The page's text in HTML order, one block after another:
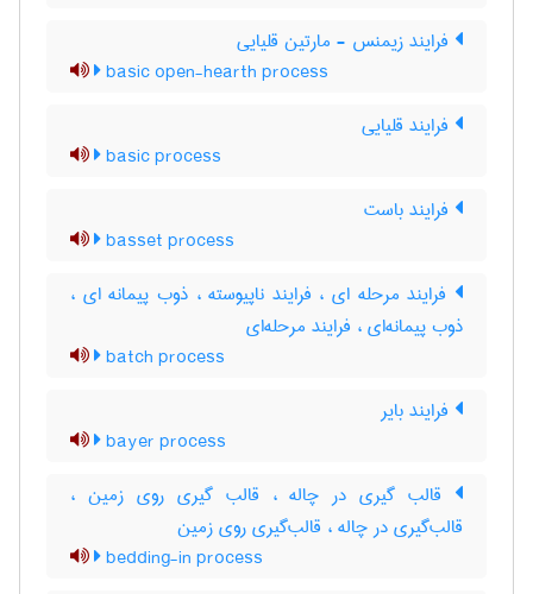
فرایند زیمنس - مارتین قلیایی
basic open-hearth process
فرایند قلیایی
basic process
فرایند باست
basset process
فرایند مرحله ای ، فرایند ناپیوسته ، ذوب پیمانه ای ،
ذوب پیمانه‌ای ، فرایند مرحله‌ای
batch process
فرایند بایر
bayer process
قالب گیری در چاله ، قالب گیری روی زمین ،
قالب‌گیری در چاله ، قالب‌گیری روی زمین
bedding-in process